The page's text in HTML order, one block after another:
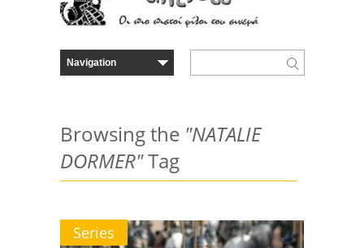
Browsing the "NATALIE
DORMER"Tag
Series